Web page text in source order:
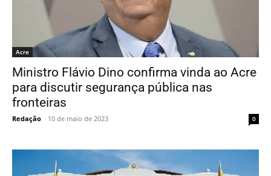
Acre
Ministro Flávio Dino confirma vinda ao Acre
para discutir segurança pública nas
fronteiras
Redação - 10 de maio de 2023 0